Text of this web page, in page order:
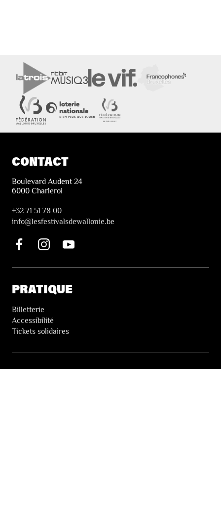
CONTACT
Boulevard Audent 24
6000 Charleroi
+32 71 51 78 00
info@lesfestivalsdewallonie.be
PRATIQUE
Billetterie
Accessibilité
Tickets solidaires
LES FESTIVALS